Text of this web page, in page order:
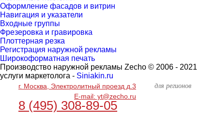
Оформление фасадов и витрин
Навигация и указатели
Входные группы
Фрезеровка и гравировка
Плоттерная резка
Регистрация наружной рекламы
Широкоформатная печать
Производство наружной рекламы Zecho © 2006 - 2021
услуги маркетолога - Siniakin.ru
г. Москва, Электролитный проезд д.3
E-mail: yt@zecho.ru
для регионов
8 (495) 308-89-05